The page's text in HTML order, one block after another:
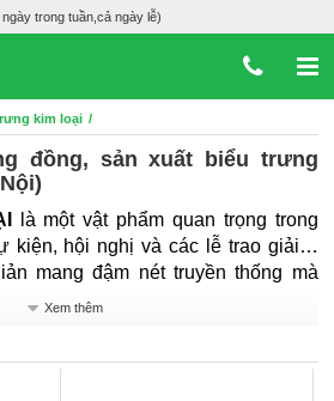
trong tuần,cả ngày lễ)
kim loại
đồng, sản xuất biểu trưng
là một vật phẩm quan trọng trong
kiện, hội nghị và các lễ trao giải…
mang đậm nét truyền thống mà
vừa được dùng làm quà biếu, quà
Xem thêm